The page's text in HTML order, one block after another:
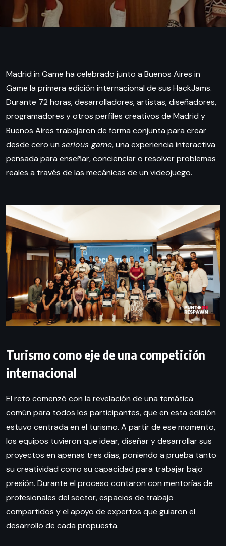
Madrid in Game ha celebrado junto a Buenos Aires in
Game la primera edición internacional de sus HackJams.
Durante 72 horas, desarrolladores, artistas, diseñadores,
programadores y otros perfiles creativos de Madrid y
Buenos Aires trabajaron de forma conjunta para crear
desde cero un serious game, una experiencia interactiva
pensada para enseñar, concienciar o resolver problemas
reales a través de las mecánicas de un videojuego.
Turismo como eje de una competición
internacional
El reto comenzó con la revelación de una temática
común para todos los participantes, que en esta edición
estuvo centrada en el turismo. A partir de ese momento,
los equipos tuvieron que idear, diseñar y desarrollar sus
proyectos en apenas tres días, poniendo a prueba tanto
su creatividad como su capacidad para trabajar bajo
presión. Durante el proceso contaron con mentorías de
profesionales del sector, espacios de trabajo
compartidos y el apoyo de expertos que guiaron el
desarrollo de cada propuesta.